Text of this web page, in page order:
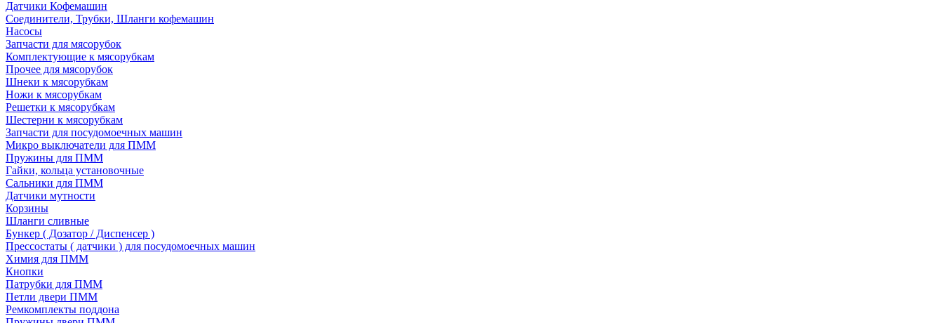
Датчики Кофемашин
Соединители, Трубки, Шланги кофемашин
Насосы
Запчасти для мясорубок
Комплектующие к мясорубкам
Прочее для мясорубок
Шнеки к мясорубкам
Ножи к мясорубкам
Решетки к мясорубкам
Шестерни к мясорубкам
Запчасти для посудомоечных машин
Микро выключатели для ПММ
Пружины для ПММ
Гайки, кольца установочные
Сальники для ПММ
Датчики мутности
Корзины
Шланги сливные
Бункер ( Дозатор / Диспенсер )
Прессостаты ( датчики ) для посудомоечных машин
Химия для ПММ
Кнопки
Патрубки для ПММ
Петли двери ПММ
Ремкомплекты поддона